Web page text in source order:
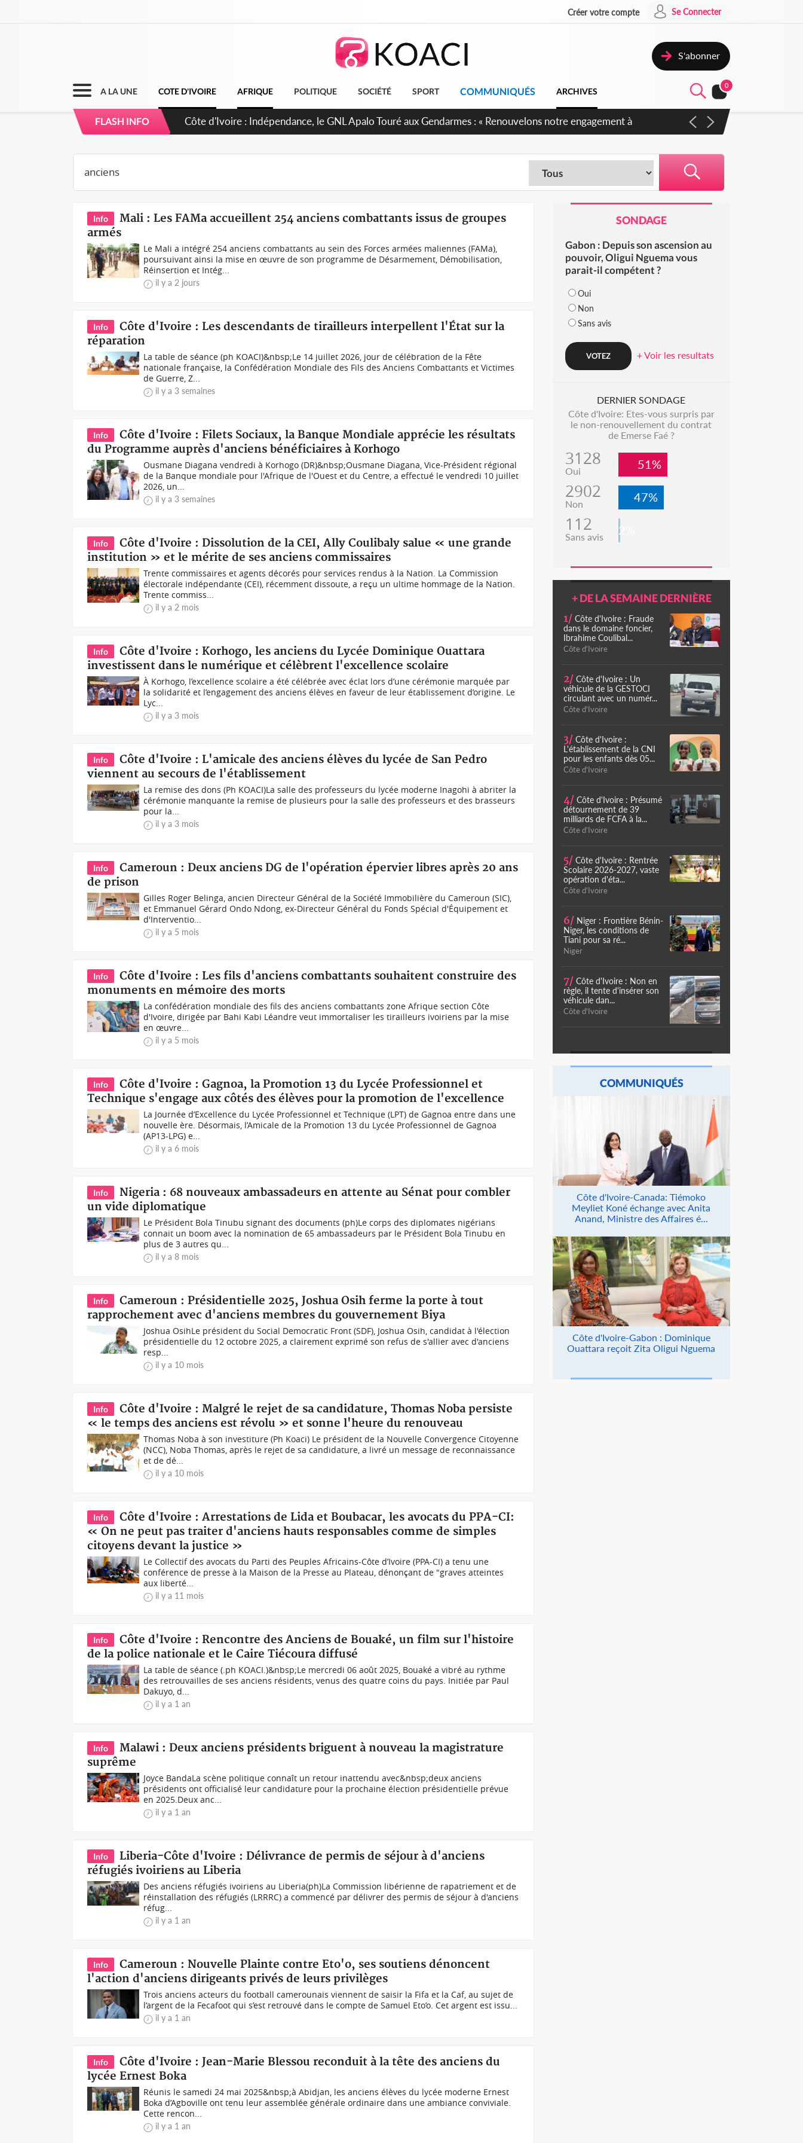
Créer votre compte Se Connecter
S'abonner
A LA UNE COTE D'IVOIRE AFRIQUE POLITIQUE SOCIÉTÉ SPORT COMMUNIQUÉS ARCHIVES
0
FLASH INFO
Sierra Leone : Un projet de réforme constitutionnelle en gestation, points clés des amendements, un exclu
Info
Mali : Les FAMa accueillent 254 anciens combattants issus de groupes
armés
Le Mali a intégré 254 anciens combattants au sein des Forces armées maliennes (FAMa),
poursuivant ainsi la mise en œuvre de son programme de Désarmement, Démobilisation,
Réinsertion et Intég...
il y a 2 jours
Info
Côte d'Ivoire : Les descendants de tirailleurs interpellent l'État sur la
réparation
La table de séance (ph KOACI)&nbsp;Le 14 juillet 2026, jour de célébration de la Fête
nationale française, la Confédération Mondiale des Fils des Anciens Combattants et Victimes
de Guerre, Z...
il y a 3 semaines
Info
Côte d'Ivoire : Filets Sociaux, la Banque Mondiale apprécie les résultats
du Programme auprès d'anciens bénéficiaires à Korhogo
Ousmane Diagana vendredi à Korhogo (DR)&nbsp;Ousmane Diagana, Vice-Président régional
de la Banque mondiale pour l'Afrique de l'Ouest et du Centre, a effectué le vendredi 10 juillet
2026, un...
il y a 3 semaines
Info
Côte d'Ivoire : Dissolution de la CEI, Ally Coulibaly salue « une grande
institution » et le mérite de ses anciens commissaires
Trente commissaires et agents décorés pour services rendus à la Nation. La Commission
électorale indépendante (CEI), récemment dissoute, a reçu un ultime hommage de la Nation.
Trente commiss...
il y a 2 mois
Info
Côte d'Ivoire : Korhogo, les anciens du Lycée Dominique Ouattara
investissent dans le numérique et célèbrent l'excellence scolaire
À Korhogo, l’excellence scolaire a été célébrée avec éclat lors d’une cérémonie marquée par
la solidarité et l’engagement des anciens élèves en faveur de leur établissement d’origine. Le
Lyc...
il y a 3 mois
Info
Côte d'Ivoire : L'amicale des anciens élèves du lycée de San Pedro
viennent au secours de l'établissement
La remise des dons (Ph KOACI)La salle des professeurs du lycée moderne Inagohi à abriter la
cérémonie manquante la remise de plusieurs pour la salle des professeurs et des brasseurs
pour la...
il y a 3 mois
Info
Cameroun : Deux anciens DG de l'opération épervier libres après 20 ans
de prison
Gilles Roger Belinga, ancien Directeur Général de la Société Immobilière du Cameroun (SIC),
et Emmanuel Gérard Ondo Ndong, ex-Directeur Général du Fonds Spécial d'Équipement et
d'Interventio...
il y a 5 mois
Info
Côte d'Ivoire : Les fils d'anciens combattants souhaitent construire des
monuments en mémoire des morts
La confédération mondiale des fils des anciens combattants zone Afrique section Côte
d'Ivoire, dirigée par Bahi Kabi Léandre veut immortaliser les tirailleurs ivoiriens par la mise
en œuvre...
il y a 5 mois
Info
Côte d'Ivoire : Gagnoa, la Promotion 13 du Lycée Professionnel et
Technique s'engage aux côtés des élèves pour la promotion de l'excellence
La Journée d’Excellence du Lycée Professionnel et Technique (LPT) de Gagnoa entre dans une
nouvelle ère. Désormais, l’Amicale de la Promotion 13 du Lycée Professionnel de Gagnoa
(AP13-LPG) e...
il y a 6 mois
Info
Nigeria : 68 nouveaux ambassadeurs en attente au Sénat pour combler
un vide diplomatique
Le Président Bola Tinubu signant des documents (ph)Le corps des diplomates nigérians
connait un boom avec la nomination de 65 ambassadeurs par le Président Bola Tinubu en
plus de 3 autres qu...
il y a 8 mois
Info
Cameroun : Présidentielle 2025, Joshua Osih ferme la porte à tout
rapprochement avec d'anciens membres du gouvernement Biya
Joshua OsihLe président du Social Democratic Front (SDF), Joshua Osih, candidat à l'élection
présidentielle du 12 octobre 2025, a clairement exprimé son refus de s'allier avec d'anciens
resp...
il y a 10 mois
Info
Côte d'Ivoire : Malgré le rejet de sa candidature, Thomas Noba persiste
« le temps des anciens est révolu » et sonne l'heure du renouveau
Thomas Noba à son investiture (Ph Koaci) Le président de la Nouvelle Convergence Citoyenne
(NCC), Noba Thomas, après le rejet de sa candidature, a livré un message de reconnaissance
et de dé...
il y a 10 mois
Info
Côte d'Ivoire : Arrestations de Lida et Boubacar, les avocats du PPA-CI:
« On ne peut pas traiter d'anciens hauts responsables comme de simples
citoyens devant la justice »
Le Collectif des avocats du Parti des Peuples Africains-Côte d’Ivoire (PPA-CI) a tenu une
conférence de presse à la Maison de la Presse au Plateau, dénonçant de "graves atteintes
aux liberté...
il y a 11 mois
Info
Côte d'Ivoire : Rencontre des Anciens de Bouaké, un film sur l'histoire
de la police nationale et le Caire Tiécoura diffusé
La table de séance (.ph KOACI.)&nbsp;Le mercredi 06 août 2025, Bouaké a vibré au rythme
des retrouvailles de ses anciens résidents, venus des quatre coins du pays. Initiée par Paul
Dakuyo, d...
il y a 1 an
Info
Malawi : Deux anciens présidents briguent à nouveau la magistrature
suprême
Joyce BandaLa scène politique connaît un retour inattendu avec&nbsp;deux anciens
présidents ont officialisé leur candidature pour la prochaine élection présidentielle prévue
en 2025.Deux anc...
il y a 1 an
Info
Liberia-Côte d'Ivoire : Délivrance de permis de séjour à d'anciens
réfugiés ivoiriens au Liberia
Des anciens réfugiés ivoiriens au Liberia(ph)La Commission libérienne de rapatriement et de
réinstallation des réfugiés (LRRRC) a commencé par délivrer des permis de séjour à d'anciens
réfug...
il y a 1 an
Info
Cameroun : Nouvelle Plainte contre Eto'o, ses soutiens dénoncent
l'action d'anciens dirigeants privés de leurs privilèges
Trois anciens acteurs du football camerounais viennent de saisir la Fifa et la Caf, au sujet de
l’argent de la Fecafoot qui s’est retrouvé dans le compte de Samuel Eto’o. Cet argent est issu...
il y a 1 an
Info
Côte d'Ivoire : Jean-Marie Blessou reconduit à la tête des anciens du
lycée Ernest Boka
Réunis le samedi 24 mai 2025&nbsp;à Abidjan, les anciens élèves du lycée moderne Ernest
Boka d’Agboville ont tenu leur assemblée générale ordinaire dans une ambiance conviviale.
Cette rencon...
il y a 1 an
SONDAGE
Gabon : Depuis son ascension au
pouvoir, Oligui Nguema vous
parait-il compétent ?
Oui
Non
Sans avis
+ Voir les resultats
DERNIER SONDAGE
Côte d'Ivoire: Etes-vous surpris par
le non-renouvellement du contrat
de Emerse Faé ?
3128
Oui 51%
2902
Non 47%
112
Sans avis 2%
+ DE LA SEMAINE DERNIÈRE
1/ Côte d'Ivoire : Fraude
dans le domaine foncier,
Ibrahime Coulibal...
Côte d'Ivoire
2/ Côte d'Ivoire : Un
véhicule de la GESTOCI
circulant avec un numér...
Côte d'Ivoire
3/ Côte d'Ivoire :
L'établissement de la CNI
pour les enfants dès 05...
Côte d'Ivoire
4/ Côte d'Ivoire : Présumé
détournement de 39
milliards de FCFA à la...
Côte d'Ivoire
5/ Côte d'Ivoire : Rentrée
Scolaire 2026-2027, vaste
opération d'éta...
Côte d'Ivoire
6/ Niger : Frontière Bénin-
Niger, les conditions de
Tiani pour sa ré...
Niger
7/ Côte d'Ivoire : Non en
règle, il tente d'insérer son
véhicule dan...
Côte d'Ivoire
COMMUNIQUÉS
Côte d'Ivoire-Canada: Tiémoko
Meyliet Koné échange avec Anita
Anand, Ministre des Affaires é...
Côte d'Ivoire-Gabon : Dominique
Ouattara reçoit Zita Oligui Nguema